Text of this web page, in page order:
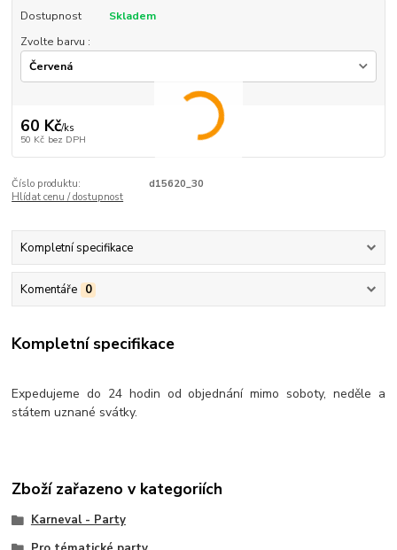
Dostupnost
Skladem
Zvolte barvu :
60 Kč/ks
50 Kč bez DPH
Číslo produktu:
d15620_30
Hlídat cenu / dostupnost
Kompletní specifikace
Komentáře 0
Kompletní specifikace
Expedujeme do 24 hodin od objednání mimo soboty, neděle a
státem uznané svátky.
Zboží zařazeno v kategoriích
Karneval - Party